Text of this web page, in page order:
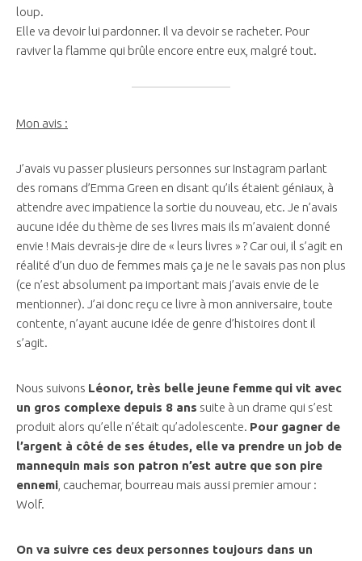
loup.
Elle va devoir lui pardonner. Il va devoir se racheter. Pour
raviver la flamme qui brûle encore entre eux, malgré tout.
Mon avis :
J’avais vu passer plusieurs personnes sur Instagram parlant
des romans d’Emma Green en disant qu’ils étaient géniaux, à
attendre avec impatience la sortie du nouveau, etc. Je n’avais
aucune idée du thème de ses livres mais ils m’avaient donné
envie ! Mais devrais-je dire de « leurs livres » ? Car oui, il s’agit en
réalité d’un duo de femmes mais ça je ne le savais pas non plus
(ce n’est absolument pa important mais j’avais envie de le
mentionner). J’ai donc reçu ce livre à mon anniversaire, toute
contente, n’ayant aucune idée de genre d’histoires dont il
s’agit.
Nous suivons Léonor, très belle jeune femme qui vit avec
un gros complexe depuis 8 ans suite à un drame qui s’est
produit alors qu’elle n’était qu’adolescente. Pour gagner de
l’argent à côté de ses études, elle va prendre un job de
mannequin mais son patron n’est autre que son pire
ennemi , cauchemar, bourreau mais aussi premier amour :
Wolf.
On va suivre ces deux personnes toujours dans un